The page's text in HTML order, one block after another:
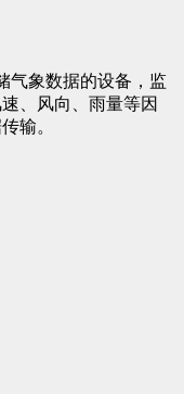
象数据的设备，监
、风向、雨量等因
输。